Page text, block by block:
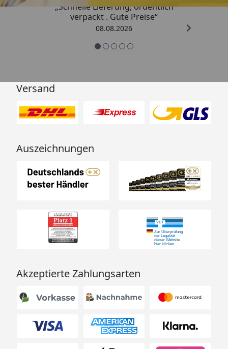
„Schnelle Lieferung, ordentlich
verpackt . Gute Preise“
08.08.2026
Versand
Auszeichnungen
Akzeptierte Zahlungsarten